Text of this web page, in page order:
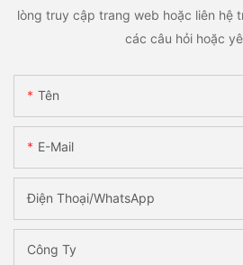
lòng truy cập trang web hoặc liên hệ
các câu hỏi hoặc
Tên
E-Mail
Điện Thoại/WhatsApp
Công Ty